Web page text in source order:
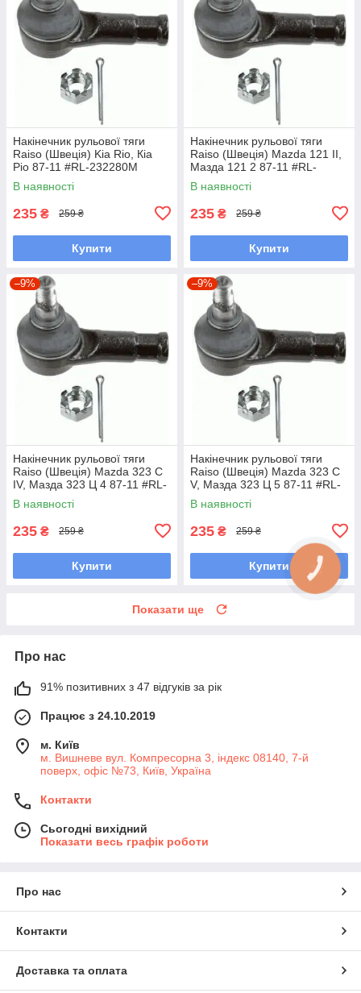
Накінечник рульової тяги
Raiso (Швеція) Kia Rio, Кіа
Ріо 87-11 #RL-232280M
UAOEBHV7
В наявності
235 ₴ 259 ₴
Купити
Накінечник рульової тяги
Raiso (Швеція) Mazda 121 II,
Мазда 121 2 87-11 #RL-
232280M UAOUHQF7
В наявності
235 ₴ 259 ₴
Купити
–9%
Накінечник рульової тяги
Raiso (Швеція) Mazda 323 C
IV, Мазда 323 Ц 4 87-11 #RL-
232280M UAOUHQF7
В наявності
235 ₴ 259 ₴
Купити
–9%
Накінечник рульової тяги
Raiso (Швеція) Mazda 323 C
V, Мазда 323 Ц 5 87-11 #RL-
232280M UAQSNRY7
В наявності
235 ₴ 259 ₴
Купити
Показати ще
Про нас
91% позитивних з 47 відгуків за рік
Працює з 24.10.2019
м. Київ
м. Вишневе вул. Компресорна 3, індекс 08140, 7-й
поверх, офіс №73, Київ, Україна
Контакти
Сьогодні вихідний
Показати весь графік роботи
Про нас
Контакти
Доставка та оплата